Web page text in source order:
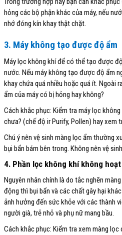
hỏng các bộ phận khác của máy, nếu
nhớ đóng kín khay thật chặt.
3. Máy không tạo được độ ẩm
Máy lọc không khí để có thể tạo được
nước. Nếu máy không tạo được độ ẩm
khay chứa quá nhiều hoặc quá ít. Ngoài
ẩm của máy có bị hỏng hay không?
Cách khắc phục: Kiểm tra máy lọc
chưa? (chế độ ir Purify, Pollen) hay xem
Chú ý nên vệ sinh màng lọc ẩm thường
bụi bẩn bám bên trong. Không nên vệ
4. Phần lọc không khí không
Nguyên nhân chính là do tắc nghẽn
động thì bụi bẩn và các chất gây hại
ảnh hưởng đến sức khỏe với các thành
người già, trẻ nhỏ và phụ nữ mang bầu.
Cách khắc phục: Kiểm tra xem màng lọc